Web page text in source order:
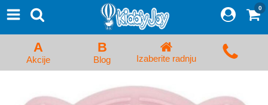
Proizvodi
Početna Prijava/Registracija
Kolica za bebe i dečija kolica
Auto sedišta za decu i bebe
0
A
Akcije
B
Blog Izaberite radnju